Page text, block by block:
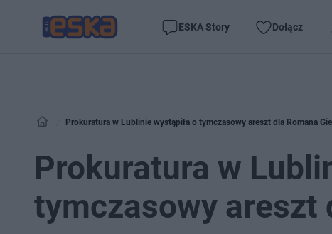
ESKA Story Dołącz
Prokuratura w Lublinie wystąpiła o tymczasowy areszt dla Romana
Prokuratura w
tymczasowy areszt